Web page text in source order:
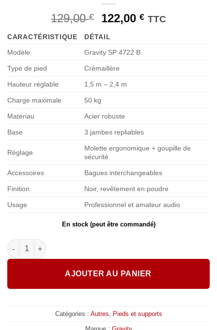
129,00€
Le
initial
était :
129,00 €.
122,00 €Le
TTC
CARACTÉRISTIQUE
DÉTAIL
Modèle
Gravity SP 4722 B
Type de pied Crémaillère
Hauteur réglable 1,5 m – 2,4 m
Charge maximale 50 kg
Matériau Acier robuste
Base 3 jambes repliables
Réglage
Molette ergonomique + goupille de
sécurité
Accessoires Bagues interchangeables
Finition Noir, revêtement en poudre
Usage Professionnel et amateur audio
En stock (peut être commandé)
quantité de Gravity Pied à crémaillère pour enceinte SP 4722 B
AJOUTER AU PANIER
Catégories : Autres, Pieds et supports